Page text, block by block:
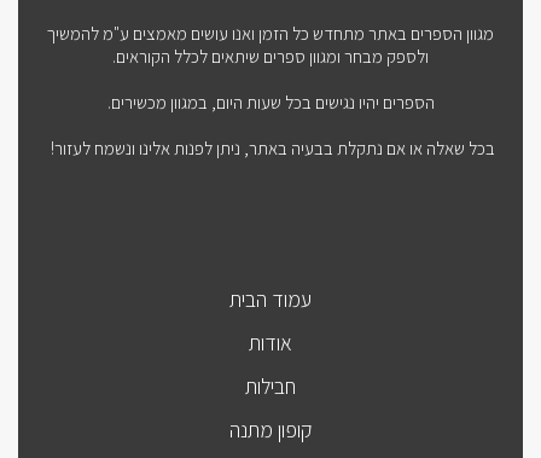
מגוון הספרים באתר מתחדש כל הזמן ואנו עושים מאמצים ע"מ להמשיך
ולספק מבחר ומגוון ספרים שיתאים לכלל הקוראים.
הספרים יהיו נגישים בכל שעות היום, במגוון מכשירים.
בכל שאלה או אם נתקלת בבעיה באתר, ניתן לפנות אלינו ונשמח לעזור!
עמוד הבית
אודות
חבילות
קופון מתנה